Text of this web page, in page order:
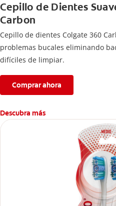
Cepillo de Dientes
Carbon
Cepillo de dientes Colgate 360
problemas bucales eliminando
difíciles de limpiar.
Comprar ahora
Descubra más